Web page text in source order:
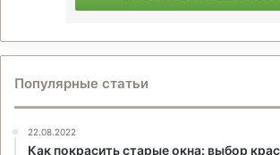
Популярные статьи
22.08.2022
Как покрасить старые окна: выбор